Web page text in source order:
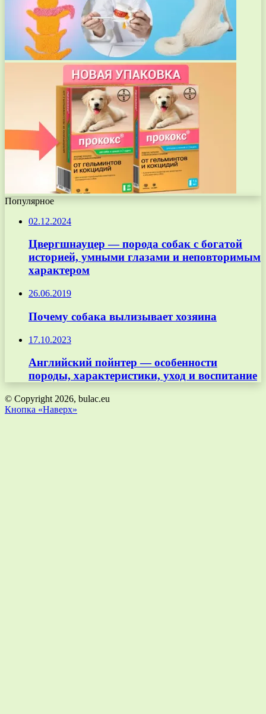
Популярное
02.12.2024
Цвергшнауцер — порода собак с богатой
историей, умными глазами и неповторимым
характером
26.06.2019
Почему собака вылизывает хозяина
17.10.2023
Английский пойнтер — особенности
породы, характеристики, уход и воспитание
© Copyright 2026, bulac.eu
Кнопка «Наверх»